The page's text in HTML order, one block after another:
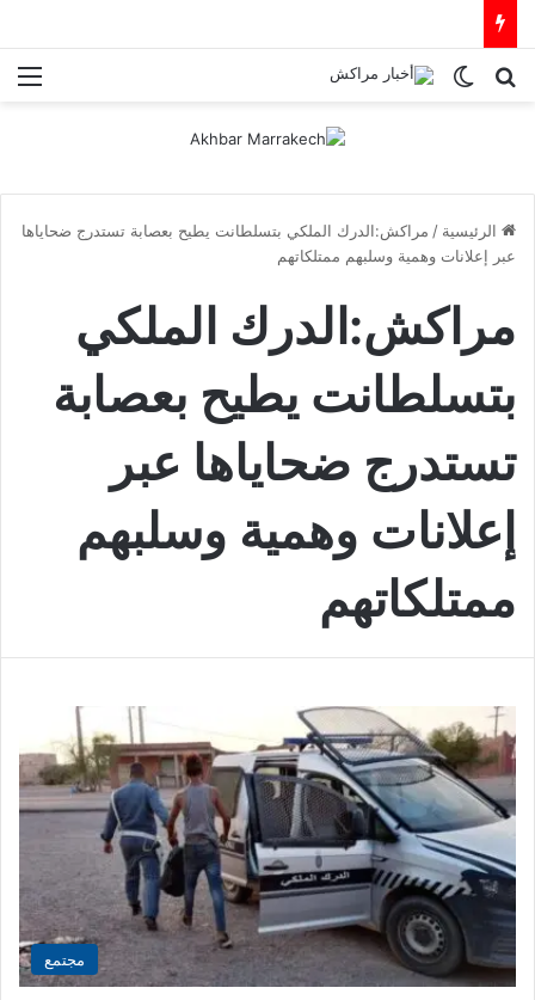
بحث عنالوضع المظلم
الرئيسية / مراكش:الدرك الملكي بتسلطانت يطيح بعصابة تستدرج ضحاياها
عبر إعلانات وهمية وسلبهم ممتلكاتهم
مراكش:الدرك الملكي
بتسلطانت يطيح بعصابة
تستدرج ضحاياها عبر
إعلانات وهمية وسلبهم
ممتلكاتهم
مجتمع